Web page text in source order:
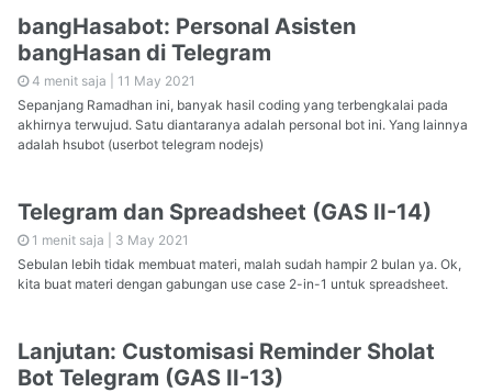
bangHasabot: Personal Asisten
bangHasan di Telegram
4 menit saja | 11 May 2021
Sepanjang Ramadhan ini, banyak hasil coding yang terbengkalai pada
akhirnya terwujud. Satu diantaranya adalah personal bot ini. Yang lainnya
adalah hsubot (userbot telegram nodejs)
Telegram dan Spreadsheet (GAS II-14)
1 menit saja | 3 May 2021
Sebulan lebih tidak membuat materi, malah sudah hampir 2 bulan ya. Ok,
kita buat materi dengan gabungan use case 2-in-1 untuk spreadsheet.
Lanjutan: Customisasi Reminder Sholat
Bot Telegram (GAS II-13)